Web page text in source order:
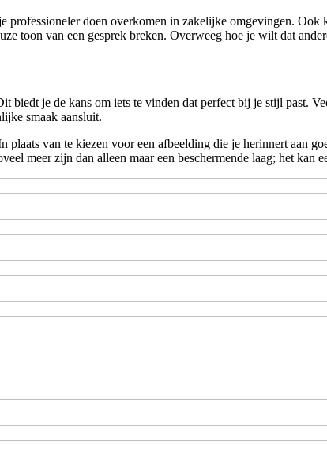
doen overkomen in zakelijke omgevingen. Ook
toon van een gesprek breken. Overweeg hoe je wilt dat
biedt je de kans om iets te vinden dat perfect bij je stijl past.
smaak aansluit.
van te kiezen voor een afbeelding die je herinnert aan
meer zijn dan alleen maar een beschermende laag; het kan